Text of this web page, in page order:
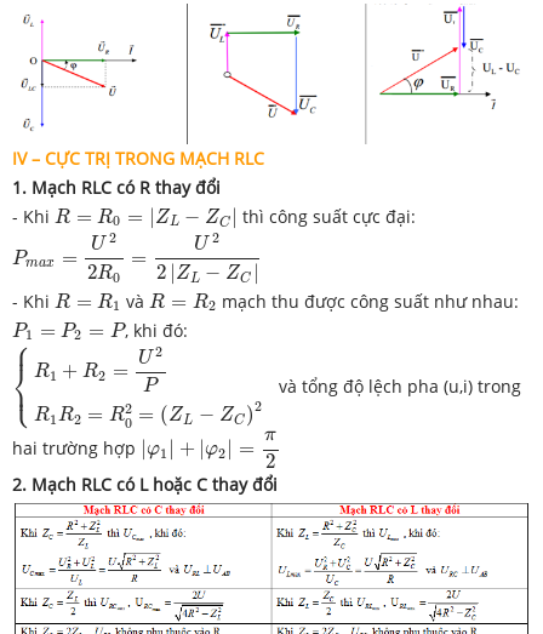
IV – CỰC TRỊ TRONG MẠCH RLC
1. Mạch RLC có R thay đổi
- Khi R = R0 = |ZL − ZC |
R= 0= −Z C thì công suất cực đại:
Pmax =
U 2
2R0
=
U 2
2 ZL − ZC
ma x= 22R =U2 |ZL− ZC |
- Khi R = R1
R= 1 và R = R2
R= 2 mạch thu được công suất như nhau:
P1 = P2 = P
P1 2= , khi đó:
⎧
⎪
⎨
⎪
⎩
R1 + R2 =
U 2
P
R1R2 = R2
0 = (ZL − ZC )2
{R R 2 2 P R1R2=
và tổng độ lệch pha (u,i) trong
hai trường hợp φ1 + |φ2 =
π
2
φ1 |+ 2|= π2
2. Mạch RLC có L hoặc C thay đổi